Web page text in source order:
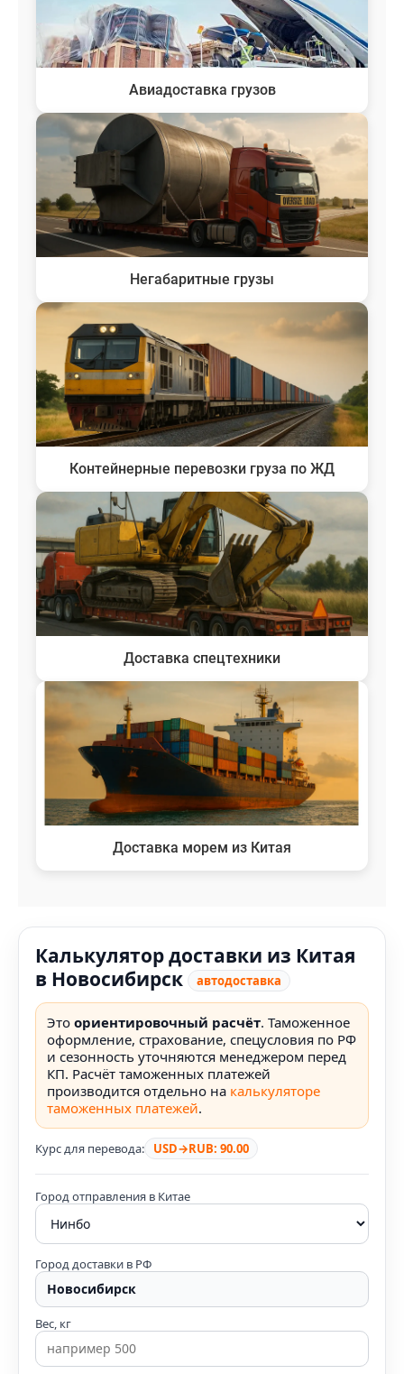
Авиадоставка грузов
Негабаритные грузы
Контейнерные перевозки груза по ЖД
Доставка спецтехники
Доставка морем из Китая
Калькулятор доставки из Китая
в Новосибирск
автодоставка
Это ориентировочный расчёт. Таможенное
оформление, страхование, спецусловия по РФ
и сезонность уточняются менеджером перед
КП. Расчёт таможенных платежей
производится отдельно на калькуляторе
таможенных платежей.
Курс для перевода: USD→RUB: 90.00
Город отправления в Китае
Город доставки в РФ
Вес, кг